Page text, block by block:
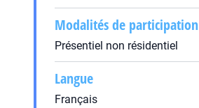
Modalités de participation
Présentiel non résidentiel
Langue
Français